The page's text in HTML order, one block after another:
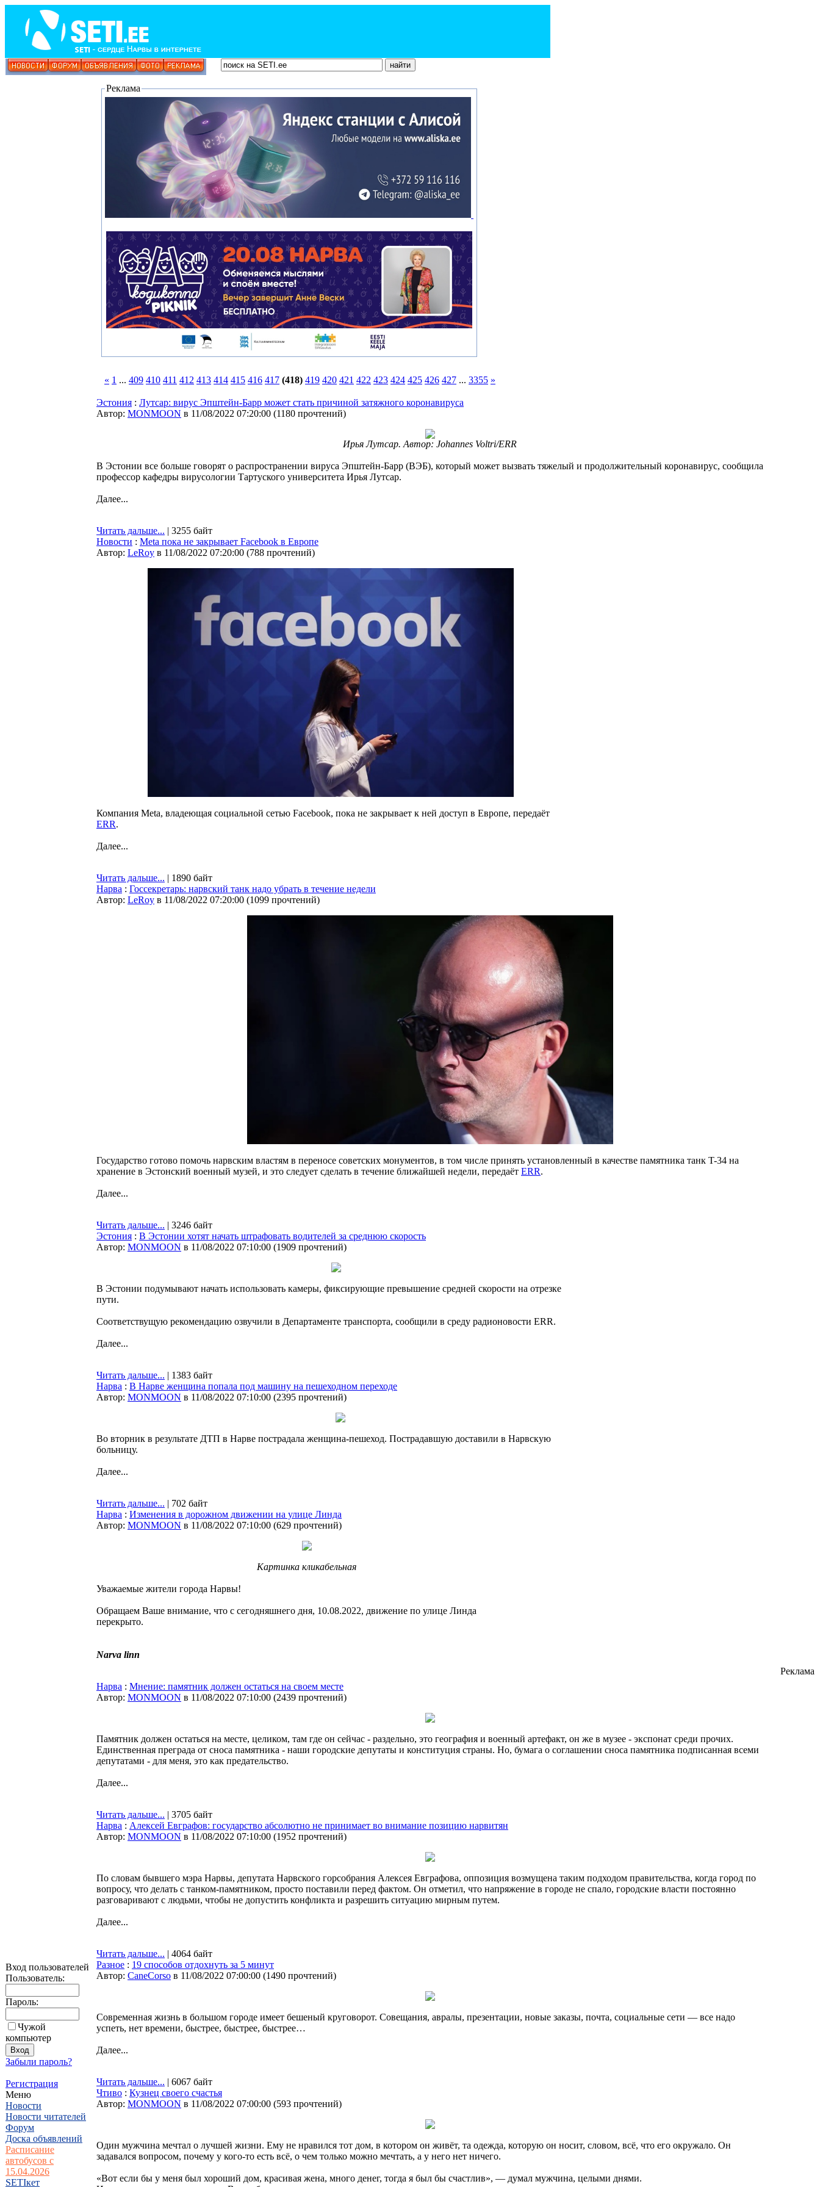
Вход пользователей
Пользователь:
Пароль:
Чужой
компьютер
Забыли пароль?
Регистрация
Меню
Новости
Новости читателей
Форум
Доска объявлений
Расписание
автобусов с
15.04.2026
SETIкет
Реклама
« 1 ... 409 410 411 412 413 414 415 416 417 (418) 419 420 421 422 423 424 425 426 427 ... 3355 »
Эстония : Лутсар: вирус Эпштейн-Барр может стать причиной затяжного коронавируса
Автор: MONMOON в 11/08/2022 07:20:00 (1180 прочтений)
Ирья Лутсар. Автор: Johannes Voltri/ERR
В Эстонии все больше говорят о распространении вируса Эпштейн-Барр (ВЭБ), который может вызвать тяжелый и продолжительный коронавирус, сообщила
профессор кафедры вирусологии Тартуского университета Ирья Лутсар.
Далее...
Читать дальше... | 3255 байт
Новости : Meta пока не закрывает Facebook в Европе
Автор: LeRoy в 11/08/2022 07:20:00 (788 прочтений)
Компания Meta, владеющая социальной сетью Facebook, пока не закрывает к ней доступ в Европе, передаёт
ERR.
Далее...
Читать дальше... | 1890 байт
Нарва : Госсекретарь: нарвский танк надо убрать в течение недели
Автор: LeRoy в 11/08/2022 07:20:00 (1099 прочтений)
Государство готово помочь нарвским властям в переносе советских монументов, в том числе принять установленный в качестве памятника танк T-34 на
хранение в Эстонский военный музей, и это следует сделать в течение ближайшей недели, передаёт ERR.
Далее...
Читать дальше... | 3246 байт
Эстония : В Эстонии хотят начать штрафовать водителей за среднюю скорость
Автор: MONMOON в 11/08/2022 07:10:00 (1909 прочтений)
В Эстонии подумывают начать использовать камеры, фиксирующие превышение средней скорости на отрезке
пути.
Соответствущую рекомендацию озвучили в Департаменте транспорта, сообщили в среду радионовости ERR.
Далее...
Читать дальше... | 1383 байт
Нарва : В Нарве женщина попала под машину на пешеходном переходе
Автор: MONMOON в 11/08/2022 07:10:00 (2395 прочтений)
Во вторник в результате ДТП в Нарве пострадала женщина-пешеход. Пострадавшую доставили в Нарвскую
больницу.
Далее...
Читать дальше... | 702 байт
Нарва : Изменения в дорожном движении на улице Линда
Автор: MONMOON в 11/08/2022 07:10:00 (629 прочтений)
Картинка кликабельная
Уважаемые жители города Нарвы!
Обращаем Ваше внимание, что с сегодняшнего дня, 10.08.2022, движение по улице Линда
перекрыто.
Narva linn
Нарва : Мнение: памятник должен остаться на своем месте
Автор: MONMOON в 11/08/2022 07:10:00 (2439 прочтений)
Памятник должен остаться на месте, целиком, там где он сейчас - раздельно, это география и военный артефакт, он же в музее - экспонат среди прочих.
Единственная преграда от сноса памятника - наши городские депутаты и конституция страны. Но, бумага о соглашении сноса памятника подписанная всеми
депутатами - для меня, это как предательство.
Далее...
Читать дальше... | 3705 байт
Нарва : Алексей Евграфов: государство абсолютно не принимает во внимание позицию нарвитян
Автор: MONMOON в 11/08/2022 07:10:00 (1952 прочтений)
По словам бывшего мэра Нарвы, депутата Нарвского горсобрания Алексея Евграфова, оппозиция возмущена таким подходом правительства, когда город по
вопросу, что делать с танком-памятником, просто поставили перед фактом. Он отметил, что напряжение в городе не спало, городские власти постоянно
разговаривают с людьми, чтобы не допустить конфликта и разрешить ситуацию мирным путем.
Далее...
Читать дальше... | 4064 байт
Разное : 19 способов отдохнуть за 5 минут
Автор: CaneCorso в 11/08/2022 07:00:00 (1490 прочтений)
Современная жизнь в большом городе имеет бешеный круговорот. Совещания, авралы, презентации, новые заказы, почта, социальные сети — все надо
успеть, нет времени, быстрее, быстрее, быстрее…
Далее...
Читать дальше... | 6067 байт
Чтиво : Кузнец своего счастья
Автор: MONMOON в 11/08/2022 07:00:00 (593 прочтений)
Один мужчина мечтал о лучшей жизни. Ему не нравился тот дом, в котором он живёт, та одежда, которую он носит, словом, всё, что его окружало. Он
задавался вопросом, почему у кого-то есть всё, о чем только можно мечтать, а у него нет ничего.
«Вот если бы у меня был хороший дом, красивая жена, много денег, тогда я был бы счастлив», — думал мужчина, целыми днями.
Реклама